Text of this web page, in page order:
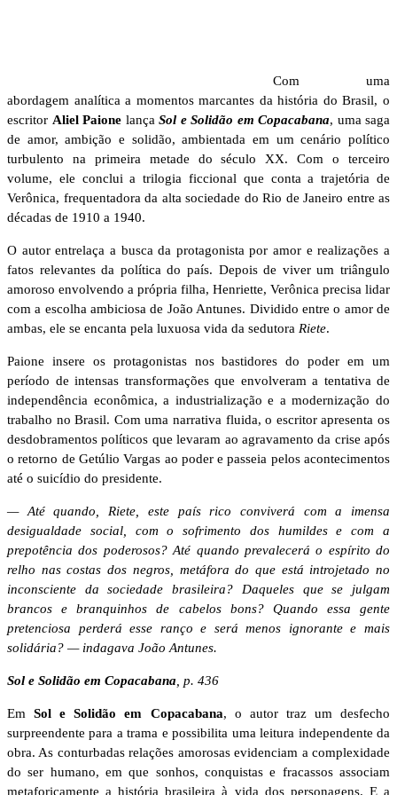
Com uma
abordagem analítica a momentos marcantes da história do Brasil, o
escritor Aliel Paione lança Sol e Solidão em Copacabana, uma saga
de amor, ambição e solidão, ambientada em um cenário político
turbulento na primeira metade do século XX. Com o terceiro
volume, ele conclui a trilogia ficcional que conta a trajetória de
Verônica, frequentadora da alta sociedade do Rio de Janeiro entre as
décadas de 1910 a 1940.
O autor entrelaça a busca da protagonista por amor e realizações a
fatos relevantes da política do país. Depois de viver um triângulo
amoroso envolvendo a própria filha, Henriette, Verônica precisa lidar
com a escolha ambiciosa de João Antunes. Dividido entre o amor de
ambas, ele se encanta pela luxuosa vida da sedutora Riete.
Paione insere os protagonistas nos bastidores do poder em um
período de intensas transformações que envolveram a tentativa de
independência econômica, a industrialização e a modernização do
trabalho no Brasil. Com uma narrativa fluida, o escritor apresenta os
desdobramentos políticos que levaram ao agravamento da crise após
o retorno de Getúlio Vargas ao poder e passeia pelos acontecimentos
até o suicídio do presidente.
— Até quando, Riete, este país rico conviverá com a imensa
desigualdade social, com o sofrimento dos humildes e com a
prepotência dos poderosos? Até quando prevalecerá o espírito do
relho nas costas dos negros, metáfora do que está introjetado no
inconsciente da sociedade brasileira? Daqueles que se julgam
brancos e branquinhos de cabelos bons? Quando essa gente
pretenciosa perderá esse ranço e será menos ignorante e mais
solidária? — indagava João Antunes.
Sol e Solidão em Copacabana , p. 436
Em Sol e Solidão em Copacabana, o autor traz um desfecho
surpreendente para a trama e possibilita uma leitura independente da
obra. As conturbadas relações amorosas evidenciam a complexidade
do ser humano, em que sonhos, conquistas e fracassos associam
metaforicamente a história brasileira à vida dos personagens. E a